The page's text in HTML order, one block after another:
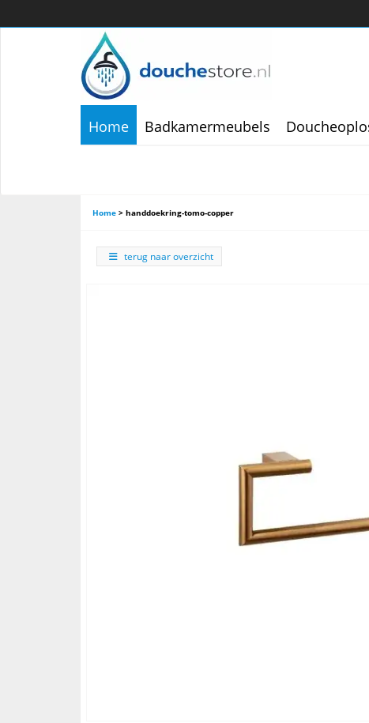
Home Badkamermeubels
Home > handdoekring-tomo-copper
terug naar overzicht